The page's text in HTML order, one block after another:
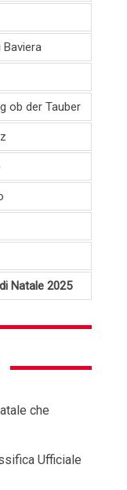
ob der Tauber
Natale 2025
che
Ufficiale